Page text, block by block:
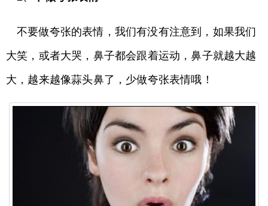
不要做夸张的表情，我们有没有注意到，如果我们
大笑，或者大哭，鼻子都会跟着运动，鼻子就越大越
大，越来越像蒜头鼻了，少做夸张表情哦！